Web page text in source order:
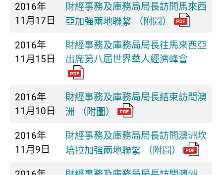
2016年
11月17日
財經事務及庫務局局長訪問馬來西
亞加強兩地聯繫 （附圖）
2016年
11月15日
財經事務及庫務局局長往馬來西亞
出席第八屆世界華人經濟峰會
2016年
11月10日
財經事務及庫務局局長結束訪問澳
洲 （附圖）
2016年
11月9日
財經事務及庫務局局長訪問澳洲坎
培拉加強兩地聯繫 （附圖）